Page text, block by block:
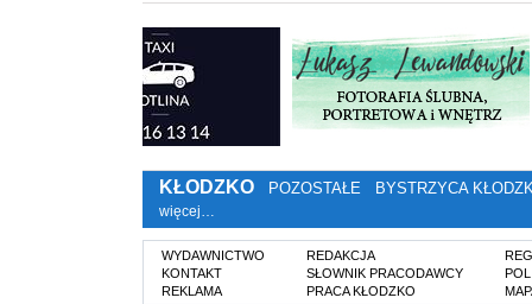
KŁODZKO POZOSTAŁE BYSTRZYCA
więcej…
WYDAWNICTWO
KONTAKT
REKLAMA
REDAKCJA
SŁOWNIK PRACODAWCY
PRACA KŁODZKO